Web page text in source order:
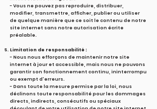
- Vous ne pouvez pas reproduire, distribuer,
modifier, transmettre, afficher, publier ou utiliser
de quelque manière que ce soit le contenu de notre
site internet sans notre autorisation écrite
préalable.
Limitation de responsabilité :
- Nous nous efforçons de maintenir notre site
internet à jour et accessible, mais nous ne pouvons
garantir son fonctionnement continu, ininterrompu
ou exempt d'erreurs.
- Dans toute la mesure permise par la loi, nous
déclinons toute responsabilité pour les dommages
directs, indirects, consécutifs ou spéciaux